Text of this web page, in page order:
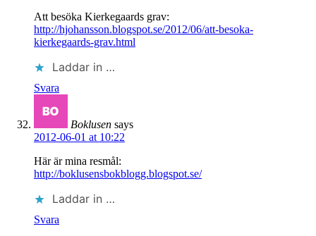
Att besöka Kierkegaards grav:
http://hjohansson.blogspot.se/2012/06/att-besoka-
kierkegaards-grav.html
Laddar in …
Svara
Boklusen says
2012-06-01 at 10:22
Här är mina resmål:
http://boklusensbokblogg.blogspot.se/
Laddar in …
Svara